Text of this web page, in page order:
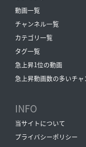
動画一覧
チャンネル一覧
カテゴリ一覧
タグ一覧
急上昇1位の動画
急上昇動画数の多いチャ
INFO
当サイトについて
プライバシーポリシー